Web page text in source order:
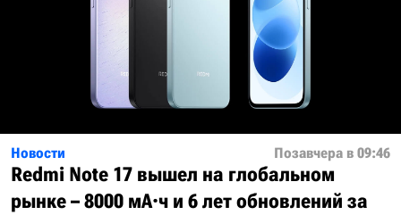
Новости Позавчера в 09:46
Redmi Note 17 вышел на глобальном
рынке – 8000 мА·ч и 6 лет обновлений за